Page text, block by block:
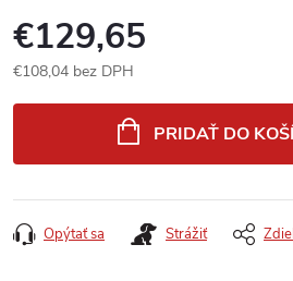
€129,65
€108,04 bez DPH
PRIDAŤ DO
Opýtať sa Strážiť